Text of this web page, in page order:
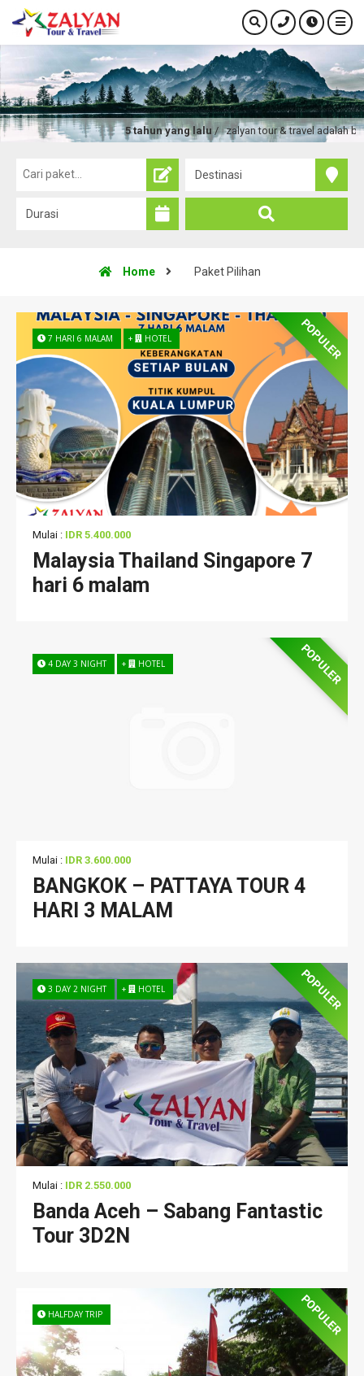
5 tahun yang lalu / zalyan tour & travel adalah biro
Home Paket Pilihan
POPULER
Mulai : IDR 5.400.000
Malaysia Thailand Singapore 7
hari 6 malam
7 HARI 6 MALAM + HOTEL
POPULER
Mulai : IDR 3.600.000
BANGKOK – PATTAYA TOUR 4
HARI 3 MALAM
4 DAY 3 NIGHT + HOTEL
POPULER
Mulai : IDR 2.550.000
Banda Aceh – Sabang Fantastic
Tour 3D2N
3 DAY 2 NIGHT + HOTEL
POPULER
HALFDAY TRIP